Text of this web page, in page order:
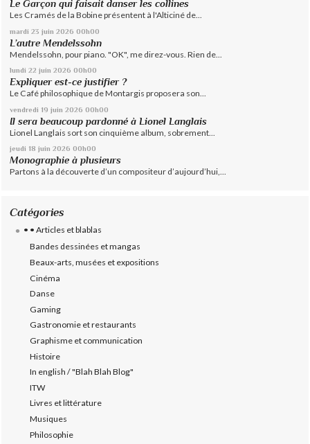
Le Garçon qui faisait danser les collines
Les Cramés de la Bobine présentent à l'Alticiné de...
mardi 23 juin 2026 00h00
L’autre Mendelssohn
Mendelssohn, pour piano. "OK", me direz-vous. Rien de...
lundi 22 juin 2026 00h00
Expliquer est-ce justifier ?
Le Café philosophique de Montargis proposera son...
vendredi 19 juin 2026 00h00
Il sera beaucoup pardonné à Lionel Langlais
Lionel Langlais sort son cinquième album, sobrement...
jeudi 18 juin 2026 00h00
Monographie à plusieurs
Partons à la découverte d’un compositeur d’aujourd’hui,...
Catégories
• • Articles et blablas
Bandes dessinées et mangas
Beaux-arts, musées et expositions
Cinéma
Danse
Gaming
Gastronomie et restaurants
Graphisme et communication
Histoire
In english / "Blah Blah Blog"
ITW
Livres et littérature
Musiques
Philosophie